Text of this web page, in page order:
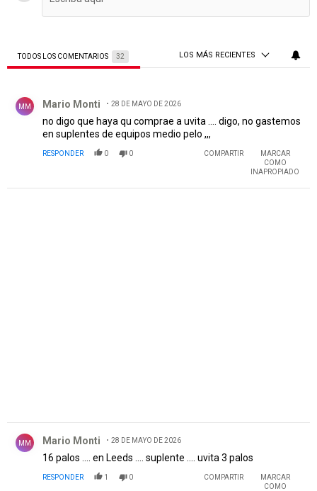
TODOS LOS COMENTARIOS 32 LOS MÁS RECIENTES
MM Mario Monti 28 DE MAYO DE 2026
no digo que haya qu comprae a uvita .... digo, no gastemos
en suplentes de equipos medio pelo ,,,
RESPONDER 0 0 COMPARTIR
MARCAR
COMO
INAPROPIADO
MM Mario Monti 28 DE MAYO DE 2026
16 palos .... en Leeds .... suplente .... uvita 3 palos
RESPONDER 1 0 COMPARTIR
MARCAR
COMO